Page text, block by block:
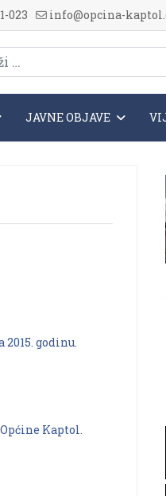
023 info@opcina-
JAVNE OBJAVE
godinu.
Kaptol.